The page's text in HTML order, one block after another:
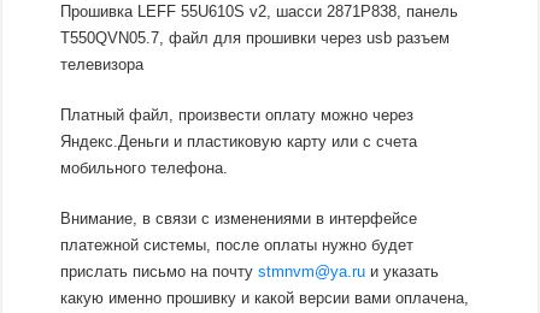
Прошивка LEFF 55U610S v2, шасси 2871P838, панель
T550QVN05.7, файл для прошивки через usb разъем
телевизора
Платный файл, произвести оплату можно через
Яндекс.Деньги и пластиковую карту или с счета
мобильного телефона.
Внимание, в связи с изменениями в интерфейсе
платежной системы, после оплаты нужно будет
прислать письмо на почтуstmnvm@ya.ru и указать
какую именно прошивку и какой версии вами оплачена,